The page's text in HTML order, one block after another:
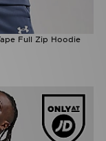
Full Zip Hoodie